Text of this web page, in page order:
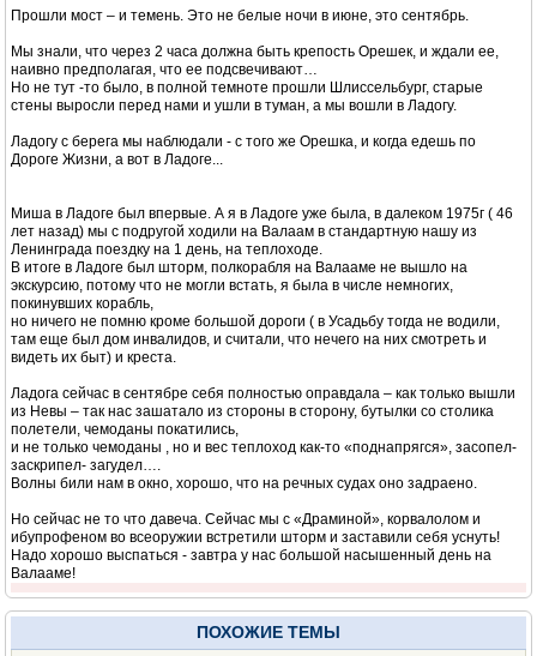
Прошли мост – и темень. Это не белые ночи в июне, это сентябрь.
Мы знали, что через 2 часа должна быть крепость Орешек, и ждали ее,
наивно предполагая, что ее подсвечивают…
Но не тут -то было, в полной темноте прошли Шлиссельбург, старые
стены выросли перед нами и ушли в туман, а мы вошли в Ладогу.
Ладогу с берега мы наблюдали - с того же Орешка, и когда едешь по
Дороге Жизни, а вот в Ладоге...
Миша в Ладоге был впервые. А я в Ладоге уже была, в далеком 1975г ( 46
лет назад) мы с подругой ходили на Валаам в стандартную нашу из
Ленинграда поездку на 1 день, на теплоходе.
В итоге в Ладоге был шторм, полкорабля на Валааме не вышло на
экскурсию, потому что не могли встать, я была в числе немногих,
покинувших корабль,
но ничего не помню кроме большой дороги ( в Усадьбу тогда не водили,
там еще был дом инвалидов, и считали, что нечего на них смотреть и
видеть их быт) и креста.
Ладога сейчас в сентябре себя полностью оправдала – как только вышли
из Невы – так нас зашатало из стороны в сторону, бутылки со столика
полетели, чемоданы покатились,
и не только чемоданы , но и вес теплоход как-то «поднапрягся», засопел-
заскрипел- загудел….
Волны били нам в окно, хорошо, что на речных судах оно задраено.
Но сейчас не то что давеча. Сейчас мы с «Драминой», корвалолом и
ибупрофеном во всеоружии встретили шторм и заставили себя уснуть!
Надо хорошо выспаться - завтра у нас большой насышенный день на
Валааме!
ПОХОЖИЕ ТЕМЫ